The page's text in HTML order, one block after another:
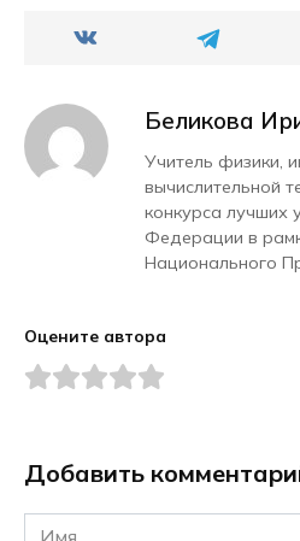
Беликова
Учитель физики,
вычислительной
конкурса лучших
Федерации в
Национального
Оцените автора
Добавить
Имя